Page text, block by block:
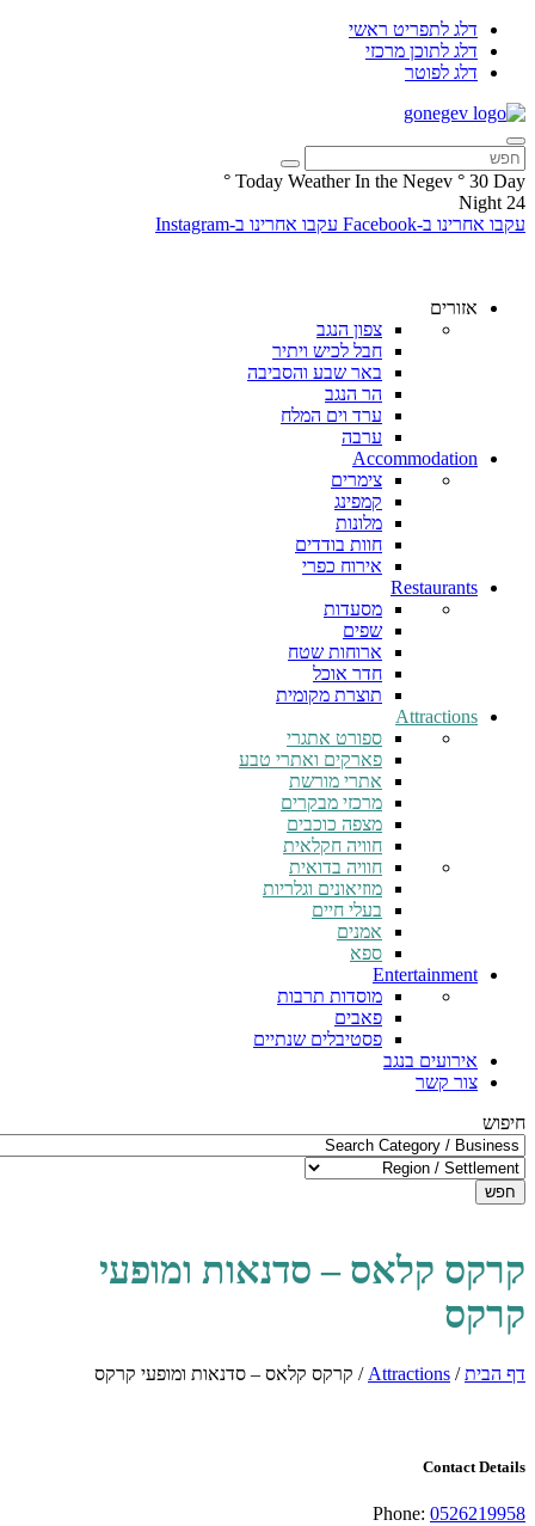
דלג לתפריט ראשי
דלג לתוכן מרכזי
דלג לפוטר
Today Weather In the Negev ° 30 Day
°
24
Night
עקבו אחרינו ב-Facebook
עקבו אחרינו ב-Instagram
אזורים
צפון הנגב
חבל לכיש ויתיר
באר שבע והסביבה
הר הנגב
ערד וים המלח
ערבה
Accommodation
צימרים
קמפינג
מלונות
חוות בודדים
אירוח כפרי
Restaurants
מסעדות
שפים
ארוחות שטח
חדר אוכל
תוצרת מקומית
Attractions
ספורט אתגרי
פארקים ואתרי טבע
אתרי מורשת
מרכזי מבקרים
מצפה כוכבים
חוויה חקלאית
חוויה בדואית
מוזיאונים וגלריות
בעלי חיים
אמנים
ספא
Entertainment
מוסדות תרבות
פאבים
פסטיבלים שנתיים
אירועים בנגב
צור קשר
חיפוש
חפש
קרקס קלאס – סדנאות ומופעי
קרקס
דף הבית/
Attractions
/ קרקס קלאס – סדנאות ומופעי קרקס
Contact Details
Phone: 0526219958